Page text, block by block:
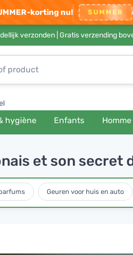
korting nu! SUMMER
verzonden | Gratis verzending
hygiène Enfants Homme
et son secret
Geuren voor huis en auto